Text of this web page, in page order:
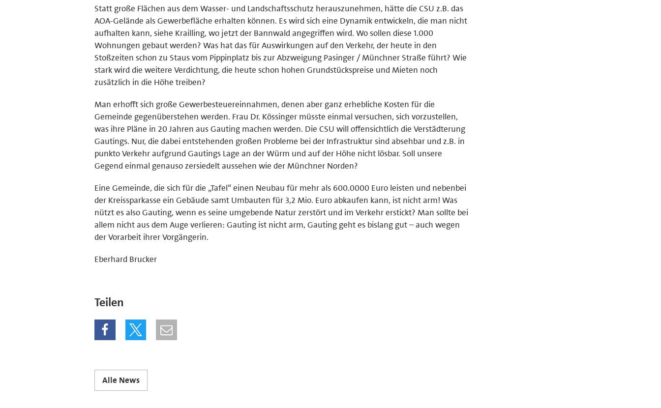
Statt große Flächen aus dem Wasser- und Landschaftsschutz herauszunehmen, hätte die CSU z.B. das
AOA-Gelände als Gewerbefläche erhalten können. Es wird sich eine Dynamik entwickeln, die man nicht
aufhalten kann, siehe Krailling, wo jetzt der Bannwald angegriffen wird. Wo sollen diese 1.000
Wohnungen gebaut werden? Was hat das für Auswirkungen auf den Verkehr, der heute in den
Stoßzeiten schon zu Staus vom Pippinplatz bis zur Abzweigung Pasinger / Münchner Straße führt? Wie
stark wird die weitere Verdichtung, die heute schon hohen Grundstückspreise und Mieten noch
zusätzlich in die Höhe treiben?
Man erhofft sich große Gewerbesteuereinnahmen, denen aber ganz erhebliche Kosten für die
Gemeinde gegenüberstehen werden. Frau Dr. Kössinger müsste einmal versuchen, sich vorzustellen,
was ihre Pläne in 20 Jahren aus Gauting machen werden. Die CSU will offensichtlich die Verstädterung
Gautings. Nur, die dabei entstehenden großen Probleme bei der Infrastruktur sind absehbar und z.B. in
punkto Verkehr aufgrund Gautings Lage an der Würm und auf der Höhe nicht lösbar. Soll unsere
Gegend einmal genauso zersiedelt aussehen wie der Münchner Norden?
Eine Gemeinde, die sich für die „Tafel“ einen Neubau für mehr als 600.0000 Euro leisten und nebenbei
der Kreissparkasse ein Gebäude samt Umbauten für 3,2 Mio. Euro abkaufen kann, ist nicht arm! Was
nützt es also Gauting, wenn es seine umgebende Natur zerstört und im Verkehr erstickt? Man sollte bei
allem nicht aus dem Auge verlieren: Gauting ist nicht arm, Gauting geht es bislang gut – auch wegen
der Vorarbeit ihrer Vorgängerin.
Eberhard Brucker
Teilen
Alle News